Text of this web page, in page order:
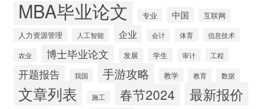
MBA毕业论文 专业 中国
互联网
人力资源管理
人工智能 企业 会计 体育 信息技术
农业 博士毕业论文 发展 学生 审计 工程
开题报告 我国 手游攻略 教学 教育 数据
文章列表 施工 春节2024 最新报价